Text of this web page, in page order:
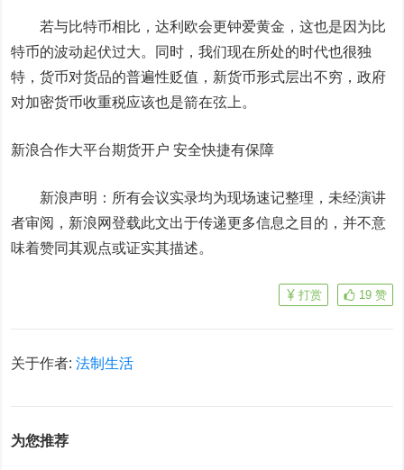
若与比特币相比，达利欧会更钟爱黄金，这也是因为比
特币的波动起伏过大。同时，我们现在所处的时代也很独
特，货币对货品的普遍性贬值，新货币形式层出不穷，政府
对加密货币收重税应该也是箭在弦上。
新浪合作大平台期货开户 安全快捷有保障
新浪声明：所有会议实录均为现场速记整理，未经演讲
者审阅，新浪网登载此文出于传递更多信息之目的，并不意
味着赞同其观点或证实其描述。
19 赞
打赏
关于作者:法制生活
为您推荐